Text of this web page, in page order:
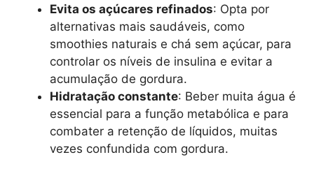
Evita os açúcares refinados: Opta por
alternativas mais saudáveis, como
smoothies naturais e chá sem açúcar, para
controlar os níveis de insulina e evitar a
acumulação de gordura.
Hidratação constante: Beber muita água é
essencial para a função metabólica e para
combater a retenção de líquidos, muitas
vezes confundida com gordura.